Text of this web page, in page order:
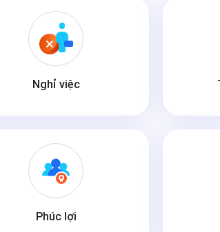
Nghỉ việc
Phúc lợi